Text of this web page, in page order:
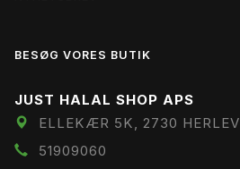
BESØG VORES BUTIK
JUST HALAL SHOP APS
ELLEKÆR 5K, 2730 HERLEV
51909060